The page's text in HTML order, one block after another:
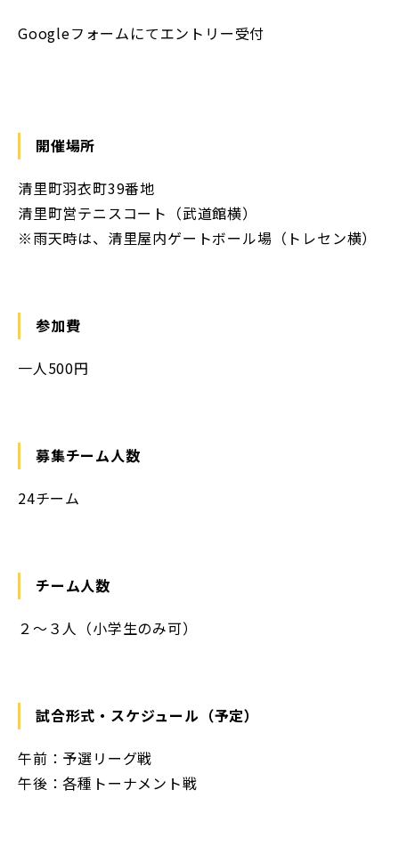
Googleフォームにてエントリー受付
開催場所
清里町羽衣町39番地
清里町営テニスコート（武道館横）
※雨天時は、清里屋内ゲートボール場（トレセン横）
参加費
一人500円
募集チーム人数
24チーム
チーム人数
２～３人（小学生のみ可）
試合形式・スケジュール（予定）
午前：予選リーグ戦
午後：各種トーナメント戦